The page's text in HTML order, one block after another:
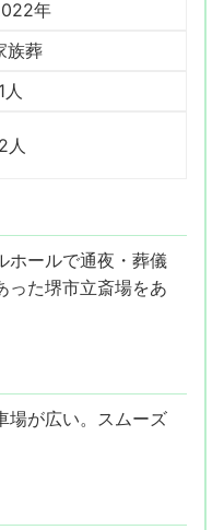
年
族葬
人
人
ホールで通夜・葬儀
った堺市立斎場をあ
場が広い。スムーズ